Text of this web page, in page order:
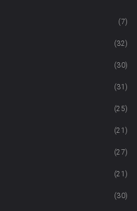
(7)
(32)
(30)
(31)
(25)
(21)
(27)
(21)
(30)